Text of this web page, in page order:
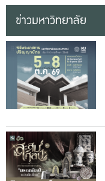
ข่าวมหาวิทยาลัย